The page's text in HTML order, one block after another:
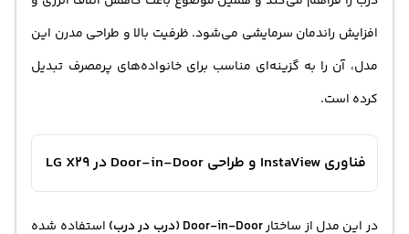
افزایش راندمان سرمایشی می‌شود. ظرفیت بالا و طراحی مدرن این
مدل، آن را به گزینه‌ای مناسب برای خانواده‌های پرمصرف تبدیل
کرده است.
فناوری InstaView و طراحی Door-in-Door در LG X29
در این مدل از ساختارDoor-in-Door (درب در درب)
استفاده شده